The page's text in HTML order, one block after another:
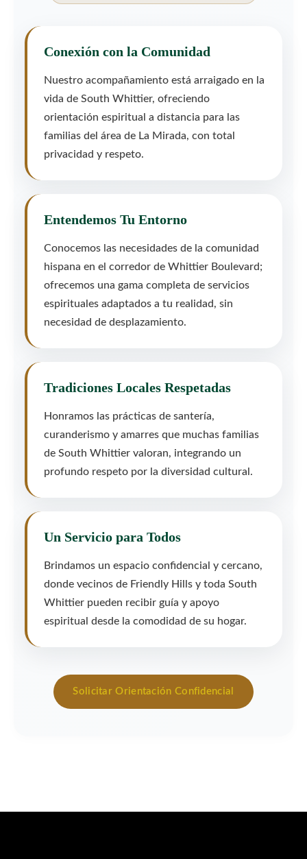
Conexión con la Comunidad
Nuestro acompañamiento está arraigado en la
vida de South Whittier, ofreciendo
orientación espiritual a distancia para las
familias del área de La Mirada, con total
privacidad y respeto.
Entendemos Tu Entorno
Conocemos las necesidades de la comunidad
hispana en el corredor de Whittier Boulevard;
ofrecemos una gama completa de servicios
espirituales adaptados a tu realidad, sin
necesidad de desplazamiento.
Tradiciones Locales Respetadas
Honramos las prácticas de santería,
curanderismo y amarres que muchas familias
de South Whittier valoran, integrando un
profundo respeto por la diversidad cultural.
Un Servicio para Todos
Brindamos un espacio confidencial y cercano,
donde vecinos de Friendly Hills y toda South
Whittier pueden recibir guía y apoyo
espiritual desde la comodidad de su hogar.
Solicitar Orientación Confidencial